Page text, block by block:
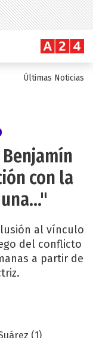
Últimas Noticias
con la
al vínculo
del conflicto
a partir de